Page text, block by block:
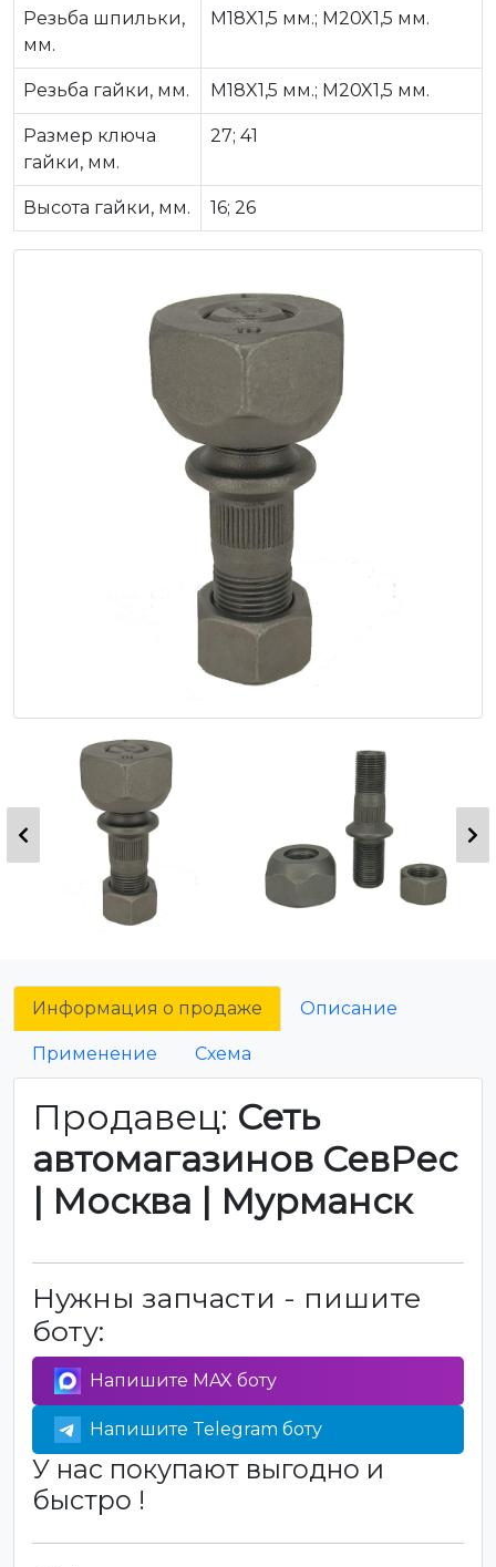
Резьба шпильки,
мм.
M18X1,5 мм.; M20X1,5 мм.
Резьба гайки, мм. M18X1,5 мм.; M20X1,5 мм.
Размер ключа
гайки, мм.
27; 41
Высота гайки, мм. 16; 26
Информация о продаже Описание
Применение Схема
Продавец: Сеть
автомагазинов СевРес
| Москва | Мурманск
Нужны запчасти - пишите
боту:
Напишите MAX боту
Напишите Telegram боту
У нас покупают выгодно и
быстро !